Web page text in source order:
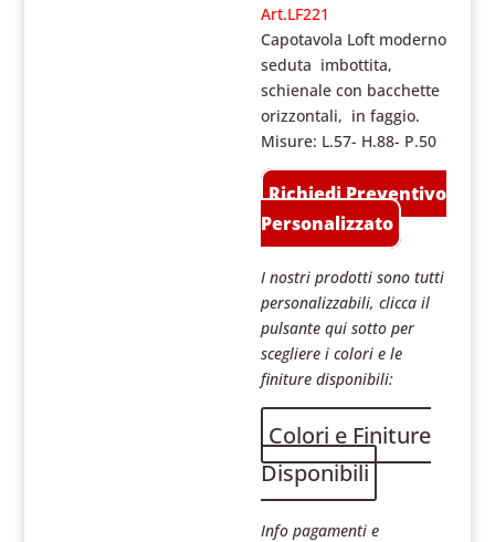
Art.LF221
Capotavola Loft moderno
seduta imbottita,
schienale con bacchette
orizzontali, in faggio.
Misure: L.57- H.88- P.50
Richiedi Preventivo
Personalizzato
I nostri prodotti sono tutti
personalizzabili, clicca il
pulsante qui sotto per
scegliere i colori e le
finiture disponibili:
Colori e Finiture
Disponibili
Info pagamenti e